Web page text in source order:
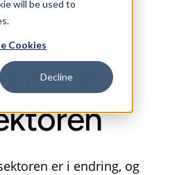
will be used to
Cookies
Decline
er i endring, og